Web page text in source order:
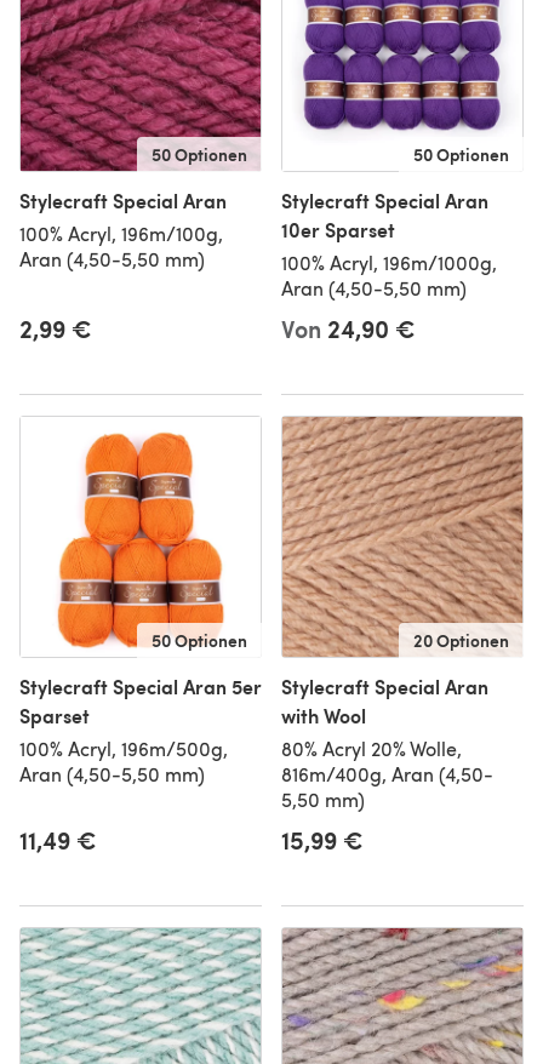
50 Optionen
Stylecraft Special Aran
100% Acryl, 196m/100g,
Aran (4,50-5,50 mm)
2,99 €
50 Optionen
Stylecraft Special Aran
10er Sparset
100% Acryl, 196m/1000g,
Aran (4,50-5,50 mm)
Von 24,90 €
50 Optionen
Stylecraft Special Aran 5er
Sparset
100% Acryl, 196m/500g,
Aran (4,50-5,50 mm)
11,49 €
20 Optionen
Stylecraft Special Aran
with Wool
80% Acryl 20% Wolle,
816m/400g, Aran (4,50-
5,50 mm)
15,99 €